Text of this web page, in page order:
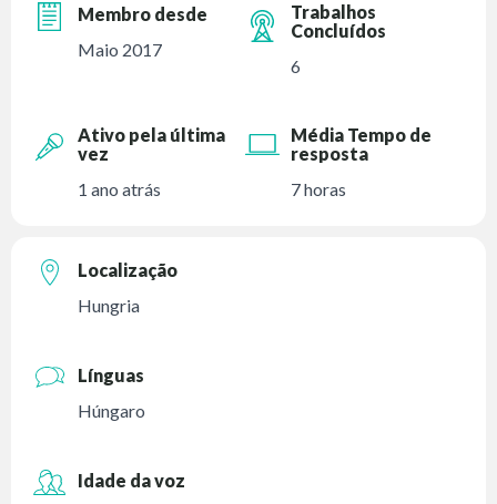
Membro desde
Maio 2017
Trabalhos
Concluídos
6
Ativo pela última
vez
1 ano atrás
Média Tempo de
resposta
7 horas
Localização
Hungria
Línguas
Húngaro
Idade da voz